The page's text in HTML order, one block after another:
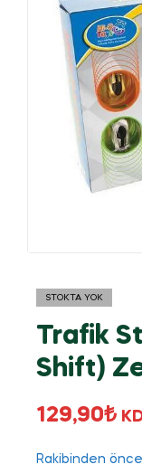
STOKTA YOK
Trafik
Shift)
129,90₺
Rakibinden